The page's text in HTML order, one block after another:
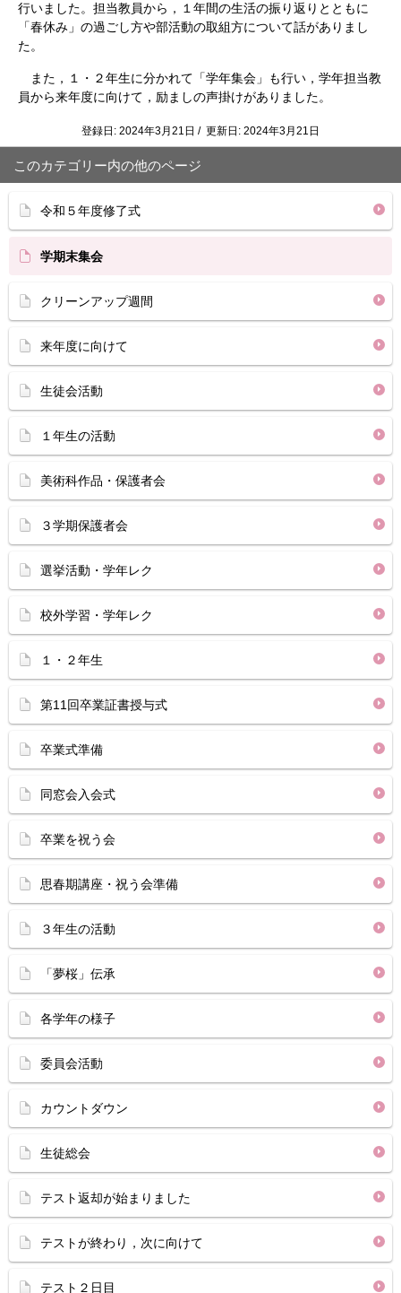
行いました。担当教員から，１年間の生活の振り返りとともに
「春休み」の過ごし方や部活動の取組方について話がありまし
た。
また，１・２年生に分かれて「学年集会」も行い，学年担当教
員から来年度に向けて，励ましの声掛けがありました。
登録日: 2024年3月21日 / 更新日: 2024年3月21日
このカテゴリー内の他のページ
令和５年度修了式
学期末集会
クリーンアップ週間
来年度に向けて
生徒会活動
１年生の活動
美術科作品・保護者会
３学期保護者会
選挙活動・学年レク
校外学習・学年レク
１・２年生
第11回卒業証書授与式
卒業式準備
同窓会入会式
卒業を祝う会
思春期講座・祝う会準備
３年生の活動
「夢桜」伝承
各学年の様子
委員会活動
カウントダウン
生徒総会
テスト返却が始まりました
テストが終わり，次に向けて
テスト２日目